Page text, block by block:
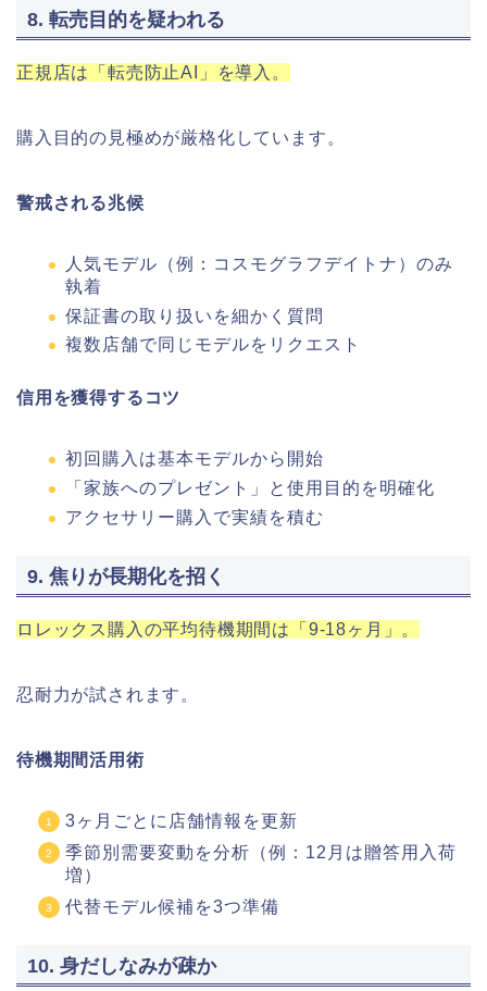
8. 転売目的を疑われる
正規店は「転売防止AI」を導入。
購入目的の見極めが厳格化しています。
警戒される兆候
人気モデル（例：コスモグラフデイトナ）のみ
執着
保証書の取り扱いを細かく質問
複数店舗で同じモデルをリクエスト
信用を獲得するコツ
初回購入は基本モデルから開始
「家族へのプレゼント」と使用目的を明確化
アクセサリー購入で実績を積む
9. 焦りが長期化を招く
ロレックス購入の平均待機期間は「9-18ヶ月」。
忍耐力が試されます。
待機期間活用術
3ヶ月ごとに店舗情報を更新
季節別需要変動を分析（例：12月は贈答用入荷
増）
代替モデル候補を3つ準備
10. 身だしなみが疎か